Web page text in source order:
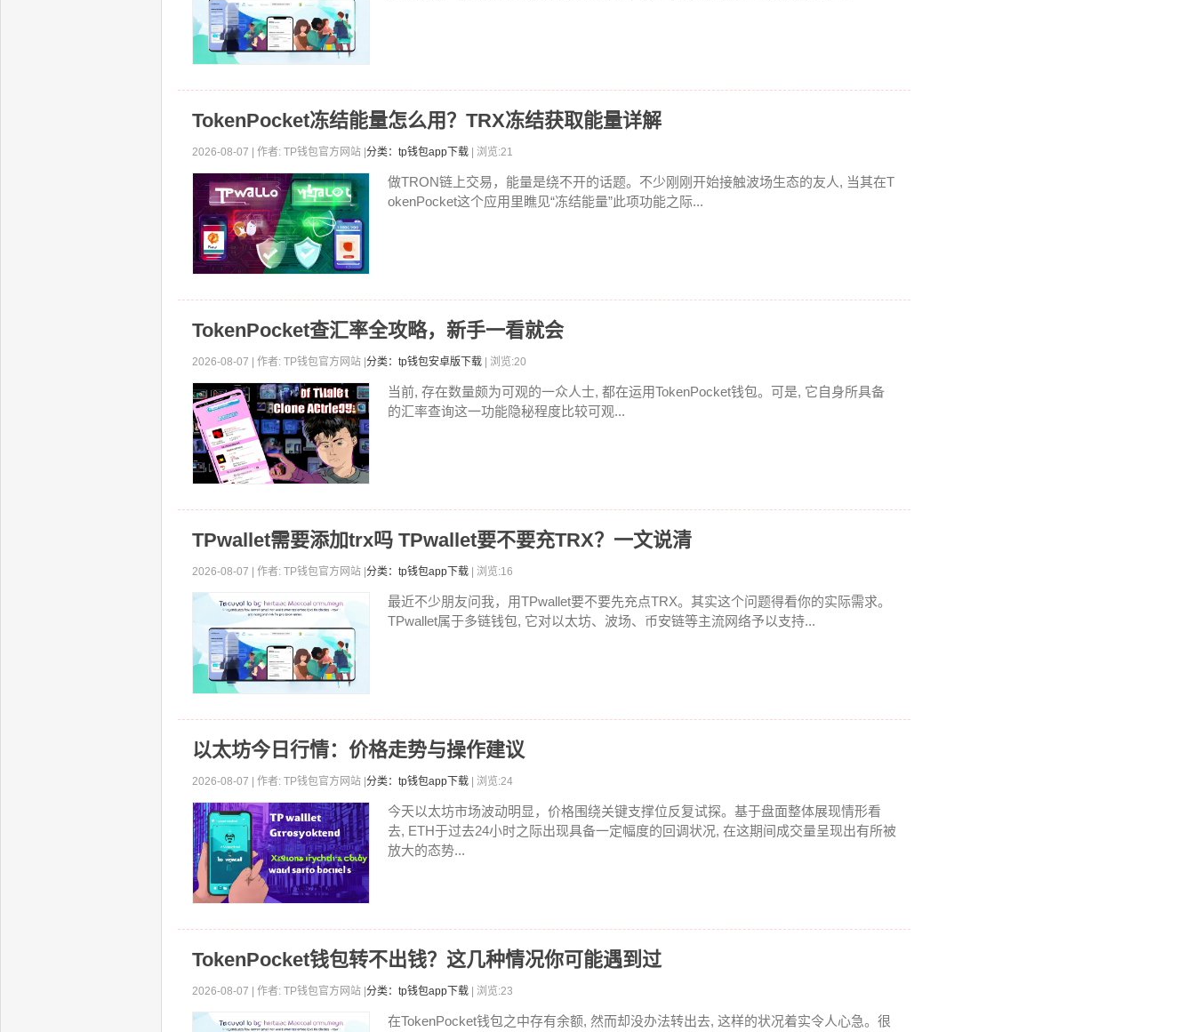
TokenPocket冻结能量怎么用？TRX冻结获取能量详解
2026-08-07 | 作者: TP钱包官方网站 | 分类：tp钱包app下载 | 浏览:21
做TRON链上交易，能量是绕不开的话题。不少刚刚开始接触波场生态的友人, 当其在T
okenPocket这个应用里瞧见“冻结能量”此项功能之际...
TokenPocket查汇率全攻略，新手一看就会
2026-08-07 | 作者: TP钱包官方网站 | 分类：tp钱包安卓版下载 | 浏览:20
当前, 存在数量颇为可观的一众人士, 都在运用TokenPocket钱包。可是, 它自身所具备
的汇率查询这一功能隐秘程度比较可观...
TPwallet需要添加trx吗 TPwallet要不要充TRX？一文说清
2026-08-07 | 作者: TP钱包官方网站 | 分类：tp钱包app下载 | 浏览:16
最近不少朋友问我，用TPwallet要不要先充点TRX。其实这个问题得看你的实际需求。
TPwallet属于多链钱包, 它对以太坊、波场、币安链等主流网络予以支持...
以太坊今日行情：价格走势与操作建议
2026-08-07 | 作者: TP钱包官方网站 | 分类：tp钱包app下载 | 浏览:24
今天以太坊市场波动明显，价格围绕关键支撑位反复试探。基于盘面整体展现情形看
去, ETH于过去24小时之际出现具备一定幅度的回调状况, 在这期间成交量呈现出有所被
放大的态势...
TokenPocket钱包转不出钱？这几种情况你可能遇到过
2026-08-07 | 作者: TP钱包官方网站 | 分类：tp钱包app下载 | 浏览:23
在TokenPocket钱包之中存有余额, 然而却没办法转出去, 这样的状况着实令人心急。很